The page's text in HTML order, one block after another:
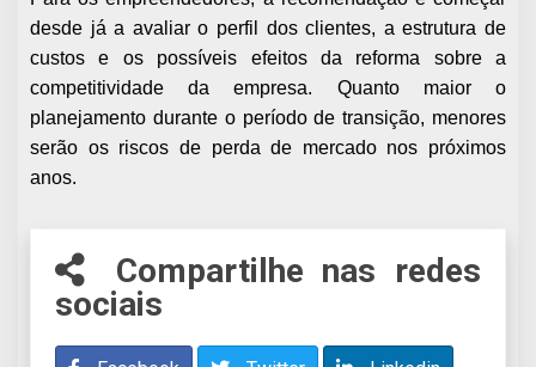
desde já a avaliar o perfil dos clientes, a estrutura de
custos e os possíveis efeitos da reforma sobre a
competitividade da empresa. Quanto maior o
planejamento durante o período de transição, menores
serão os riscos de perda de mercado nos próximos
anos.
Compartilhe nas redes
sociais